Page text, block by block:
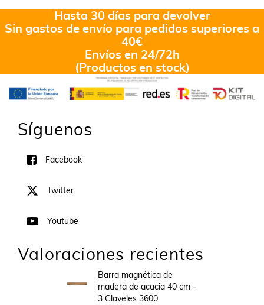
Hasta 30 días para devolver
Sin gastos de envío para pedidos superiores a
40€
Envíos en 24/72h
(Productos en stock)
Síguenos
Facebook
Twitter
Youtube
Valoraciones recientes
Barra magnética de
madera de acacia 40 cm -
3 Claveles 3600